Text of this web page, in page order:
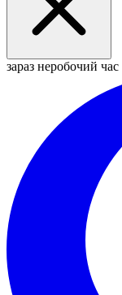
зараз неробочий час